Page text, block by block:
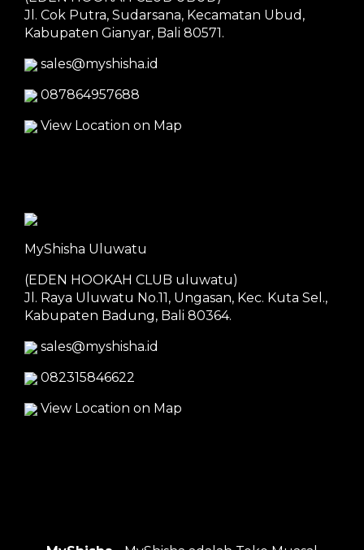
Jl. Cok Putra, Sudarsana, Kecamatan Ubud,
Kabupaten Gianyar, Bali 80571.
sales@myshisha.id
087864957688
View Location on Map
MyShisha Uluwatu
(EDEN HOOKAH CLUB uluwatu)
Jl. Raya Uluwatu No.11, Ungasan, Kec. Kuta Sel.,
Kabupaten Badung, Bali 80364.
sales@myshisha.id
082315846622
View Location on Map